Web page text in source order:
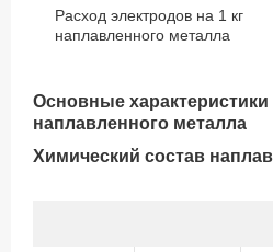
Расход электродов на 1 кг
наплавленного металла
Основные
наплавленного металла
Химический состав